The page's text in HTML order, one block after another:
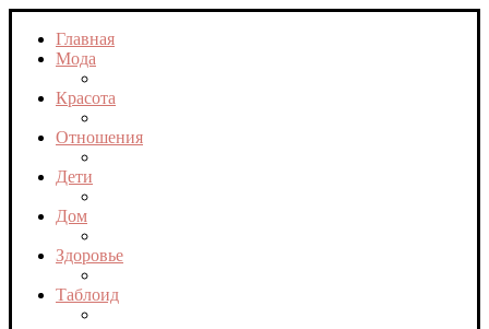
Главная
Мода
Красота
Отношения
Дети
Дом
Здоровье
Таблоид